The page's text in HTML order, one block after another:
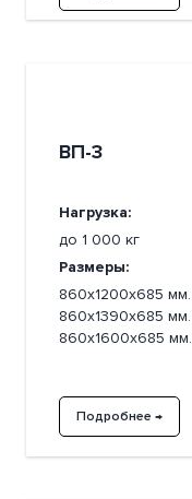
ВП-3
Нагрузка:
до 1 000 кг
Размеры:
860х1200х685 мм.
860х1390х685 мм.
860х1600х685 мм.
Подробнее →